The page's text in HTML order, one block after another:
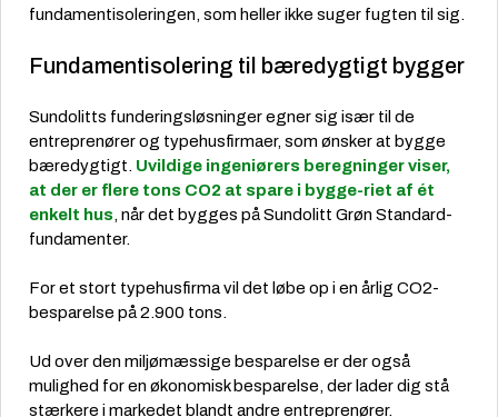
fundamentisoleringen, som heller ikke suger fugten til sig.
Fundamentisolering til bæredygtigt bygger
Sundolitts funderingsløsninger egner sig især til de
entreprenører og typehusfirmaer, som ønsker at bygge
bæredygtigt. Uvildige ingeniørers beregninger viser,
at der er flere tons CO2 at spare i bygge-riet af ét
enkelt hus, når det bygges på Sundolitt Grøn Standard-
fundamenter.
For et stort typehusfirma vil det løbe op i en årlig CO2-
besparelse på 2.900 tons.
Ud over den miljømæssige besparelse er der også
mulighed for en økonomisk besparelse, der lader dig stå
stærkere i markedet blandt andre entreprenører.